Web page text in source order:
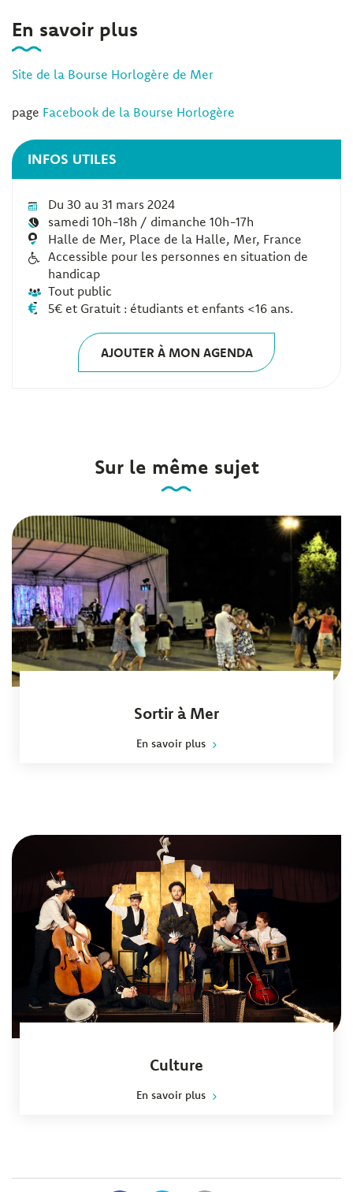
En savoir plus
Site de la Bourse Horlogère de Mer
page Facebook de la Bourse Horlogère
INFOS UTILES
Du 30 au 31 mars 2024
samedi 10h-18h / dimanche 10h-17h
Halle de Mer, Place de la Halle, Mer, France
Accessible pour les personnes en situation de
handicap
Tout public
5€ et Gratuit : étudiants et enfants <16 ans.
AJOUTER À MON AGENDA
Sur le même sujet
Sortir à Mer
En savoir plus
Culture
En savoir plus